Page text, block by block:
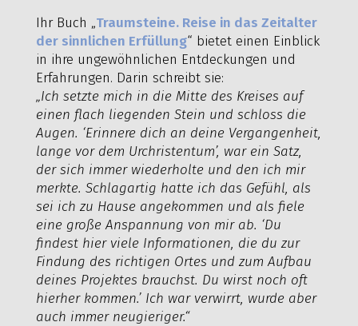
Ihr Buch „Traumsteine. Reise in das Zeitalter
der sinnlichen Erfüllung“ bietet einen Einblick
in ihre ungewöhnlichen Entdeckungen und
Erfahrungen. Darin schreibt sie:
„Ich setzte mich in die Mitte des Kreises auf
einen flach liegenden Stein und schloss die
Augen. ‘Erinnere dich an deine Vergangenheit,
lange vor dem Urchristentum’, war ein Satz,
der sich immer wiederholte und den ich mir
merkte. Schlagartig hatte ich das Gefühl, als
sei ich zu Hause angekommen und als fiele
eine große Anspannung von mir ab. ‘Du
findest hier viele Informationen, die du zur
Findung des richtigen Ortes und zum Aufbau
deines Projektes brauchst. Du wirst noch oft
hierher kommen.’ Ich war verwirrt, wurde aber
auch immer neugieriger.“